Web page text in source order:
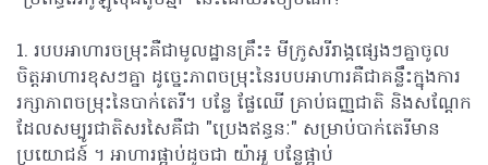
1. របបអាហារចម្រុះគឺជាមូលដ្ឋានគ្រឹះ៖ មីក្រូសរីរាង្គផ្សេងៗគ្នាចូល
ចិត្តអាហារខុសៗគ្នា ដូច្នេះភាពចម្រុះនៃរបបអាហារគឺជាគន្លឹះក្នុងការ
រក្សាភាពចម្រុះនៃបាក់តេរី។ បន្លែ ផ្លែឈើ គ្រាប់ធញ្ញជាតិ និងសណ្តែក
ដែលសម្បូរជាតិសរសៃគឺជា "ប្រេងឥន្ធនៈ" សម្រាប់បាក់តេរីមាន
ប្រយោជន៍ ។ អាហារផ្អាប់ដូចជា យ៉ាអួ បន្លែផ្អាប់